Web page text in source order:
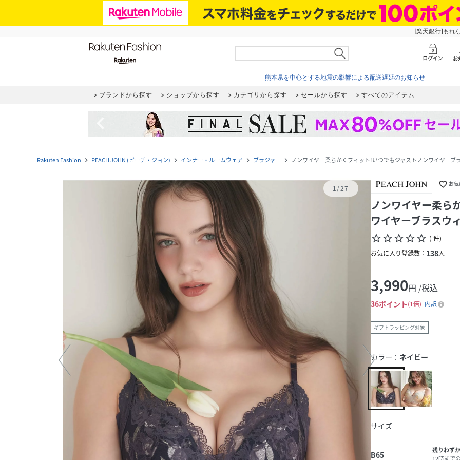
[楽天銀行]もれ
熊本県を中心とする地震の影響による配送遅延のお知らせ
ブランドから探す ショップから探す カテゴリから探す セールから探す すべてのアイテム
Rakuten Fashion navigate_next PEACH JOHN (ピーチ・ジョン) navigate_next インナー・ルームウェア navigate_next ブラジャー navigate_next ノンワイヤー柔らかくフィット!いつでもジャストノンワイヤーブ
1/27 favorite_border お
ノンワイヤー柔ら
ワイヤーブラスウ
star_borderstar_borderstar_borderstar_borderstar_border (-件)
お気に入り登録数： 138人
3,990円 /税込
36ポイント 1倍 内訳
ギフトラッピング対象
カラー： ネイビー
サイズ
B65
残りわずか